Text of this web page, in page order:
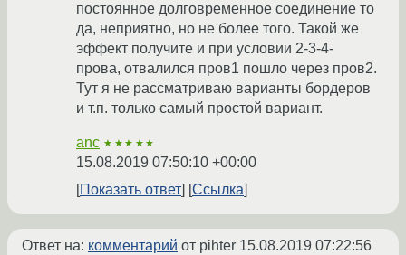
постоянное долговременное соединение то
да, неприятно, но не более того. Такой же
эффект получите и при условии 2-3-4-
прова, отвалился пров1 пошло через пров2.
Тут я не рассматриваю варианты бордеров
и т.п. только самый простой вариант.
anc ★★★★★
15.08.2019 07:50:10 +00:00
Показать ответ
Ссылка
Ответ на: комментарий от pihter 15.08.2019 07:22:56